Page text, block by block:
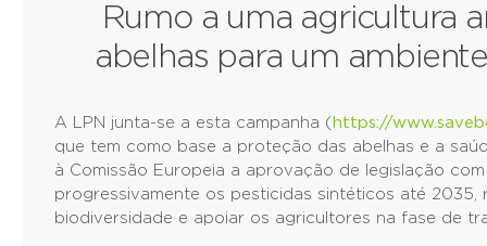
Rumo a uma agricultura
abelhas para um
A LPN junta-se a esta campanha ( https://
que tem como base a proteção das abelhas e a
à Comissão Europeia a aprovação de legislação
progressivamente os pesticidas sintéticos até 2035,
biodiversidade e apoiar os agricultores na fase de